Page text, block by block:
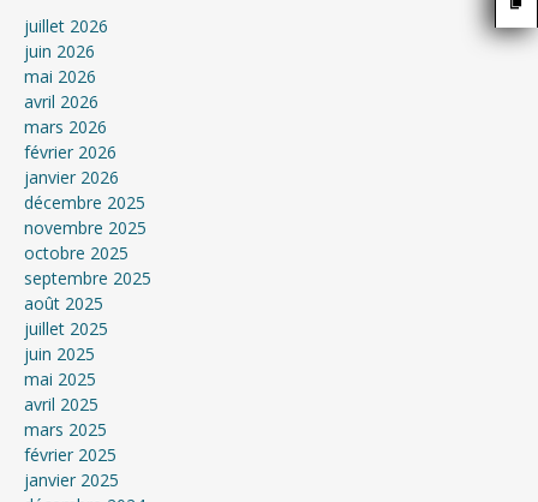
juillet 2026
juin 2026
mai 2026
avril 2026
mars 2026
février 2026
janvier 2026
décembre 2025
novembre 2025
octobre 2025
septembre 2025
août 2025
juillet 2025
juin 2025
mai 2025
avril 2025
mars 2025
février 2025
janvier 2025